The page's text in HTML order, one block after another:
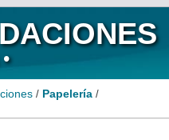
/ Papelería /